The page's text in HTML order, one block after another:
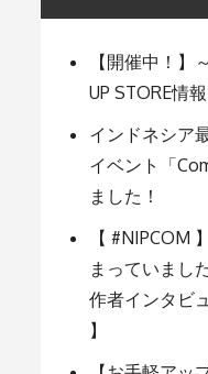
ゲ
ー
シ
ョ
ン
【開催中！】
UP STORE情報
インドネシア
イベント「
ました！
【 #NIPCOM
まっていまし
作者インタビ
】